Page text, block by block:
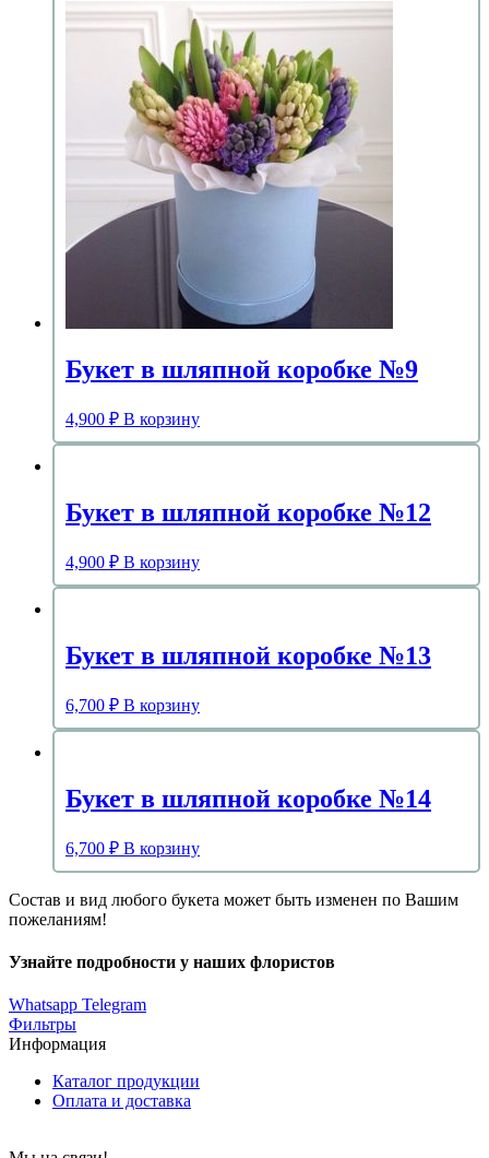
Букет в шляпной коробке №9
4,900 ₽ В корзину
Букет в шляпной коробке №12
4,900 ₽ В корзину
Букет в шляпной коробке №13
6,700 ₽ В корзину
Букет в шляпной коробке №14
6,700 ₽ В корзину
Состав и вид любого букета может быть изменен по Вашим
пожеланиям!
Узнайте подробности у наших флористов
Whatsapp Telegram
Фильтры
Информация
Каталог продукции
Оплата и доставка